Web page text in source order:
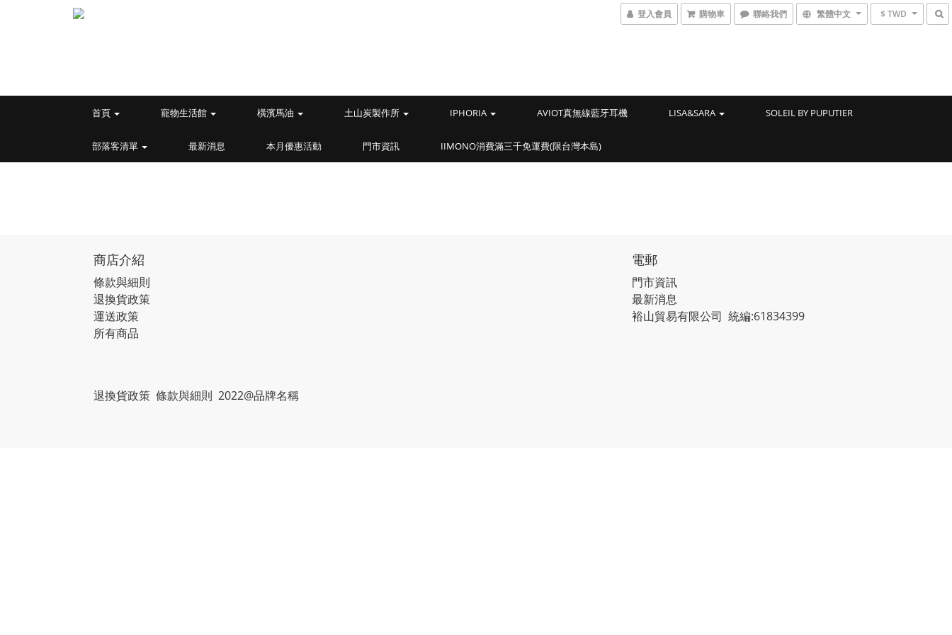
登入會員 購物車 聯絡我們 繁體中文 $ TWD
首頁 寵物生活館 橫濱馬油 土山炭製作所 IPHORIA AVIOT真無線藍牙耳機 LISA&SARA SOLEIL BY PUPUTIER
部落客清單 最新消息 本月優惠活動 門市資訊 IIMONO消費滿三千免運費(限台灣本島)
商店介紹
條款與細則
退換貨政策
運送政策
所有商品
電郵
門市資訊
最新消息
裕山貿易有限公司 統編:61834399
退換貨政策 條款與細則 2022@品牌名稱